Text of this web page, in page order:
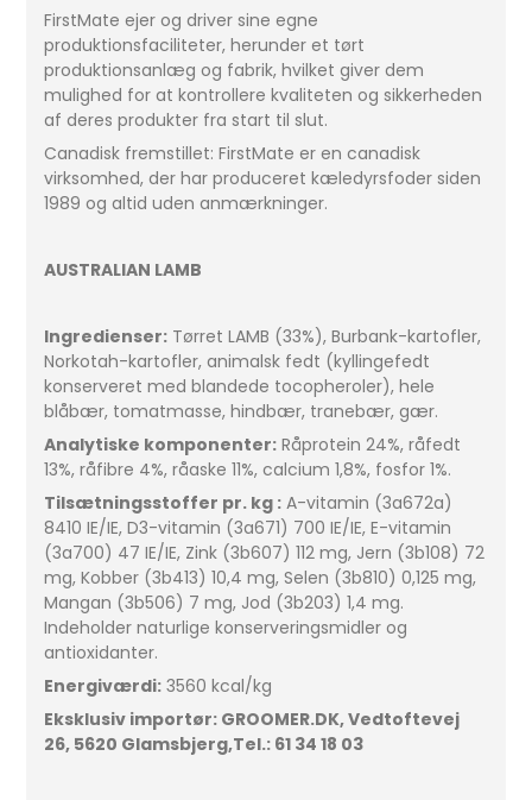
FirstMate ejer og driver sine egne
produktionsfaciliteter, herunder et tørt
produktionsanlæg og fabrik, hvilket giver dem
mulighed for at kontrollere kvaliteten og sikkerheden
af deres produkter fra start til slut.
Canadisk fremstillet: FirstMate er en canadisk
virksomhed, der har produceret kæledyrsfoder siden
1989 og altid uden anmærkninger.
AUSTRALIAN LAMB
Ingredienser: Tørret LAMB (33%), Burbank-kartofler,
Norkotah-kartofler, animalsk fedt (kyllingefedt
konserveret med blandede tocopheroler), hele
blåbær, tomatmasse, hindbær, tranebær, gær.
Analytiske komponenter: Råprotein 24%, råfedt
13%, råfibre 4%, råaske 11%, calcium 1,8%, fosfor 1%.
Tilsætningsstoffer pr. kg : A-vitamin (3a672a)
8410 IE/IE, D3-vitamin (3a671) 700 IE/IE, E-vitamin
(3a700) 47 IE/IE, Zink (3b607) 112 mg, Jern (3b108) 72
mg, Kobber (3b413) 10,4 mg, Selen (3b810) 0,125 mg,
Mangan (3b506) 7 mg, Jod (3b203) 1,4 mg.
Indeholder naturlige konserveringsmidler og
antioxidanter.
Energiværdi: 3560 kcal/kg
Eksklusiv importør: GROOMER.DK, Vedtoftevej
26, 5620 Glamsbjerg,Tel.: 61 34 18 03